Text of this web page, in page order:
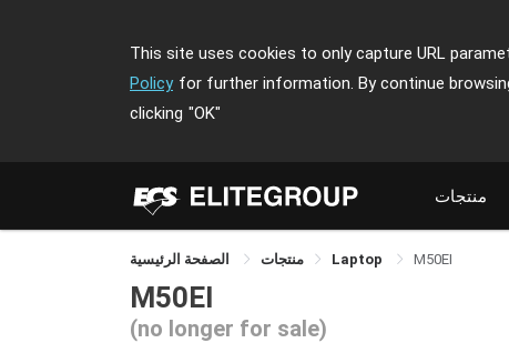
This site uses cookies to only capture URL
Policy for further information. By continue
clicking "OK"
منتجات
منتجات Laptop M50EI
M50EI
(no longer for sale)